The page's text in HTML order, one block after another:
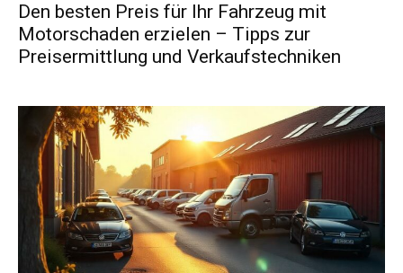
Den besten Preis für Ihr Fahrzeug mit
Motorschaden erzielen – Tipps zur
Preisermittlung und Verkaufstechniken